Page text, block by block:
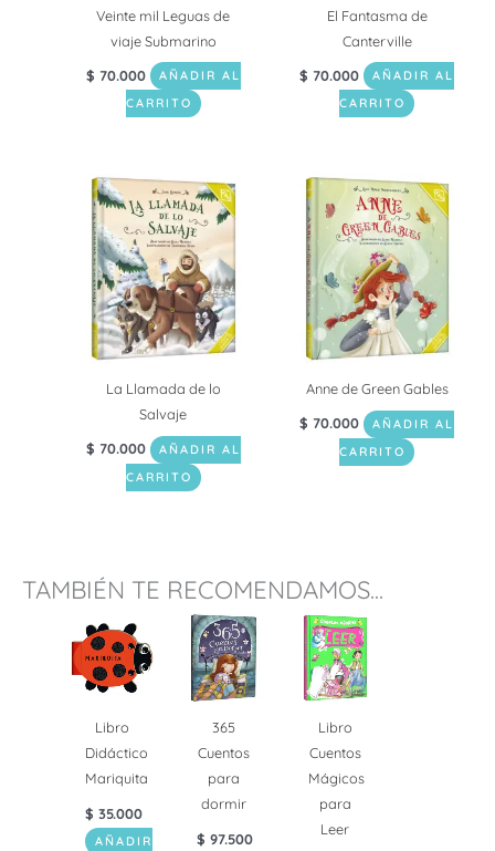
Veinte mil Leguas de
viaje Submarino
$ 70.000
AÑADIR AL
CARRITO
El Fantasma de
Canterville
$ 70.000
AÑADIR AL
CARRITO
La Llamada de lo
Salvaje
$ 70.000
AÑADIR AL
CARRITO
Anne de Green Gables
$ 70.000
AÑADIR AL
CARRITO
TAMBIÉN TE RECOMENDAMOS...
Libro
Didáctico
Mariquita
$ 35.000
AÑADIR
365
Cuentos
para
dormir
$ 97.500
Libro
Cuentos
Mágicos
para
Leer